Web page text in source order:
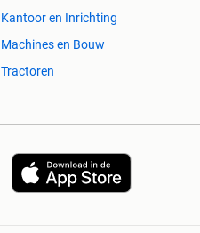
Kantoor en Inrichting
Machines en Bouw
Tractoren